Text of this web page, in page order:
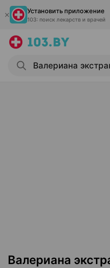
Установить приложение
103: поиск лекарств и врачей
Валериана